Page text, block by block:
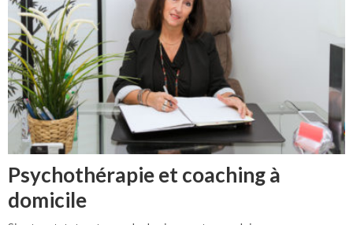
Psychothérapie et coaching à
domicile